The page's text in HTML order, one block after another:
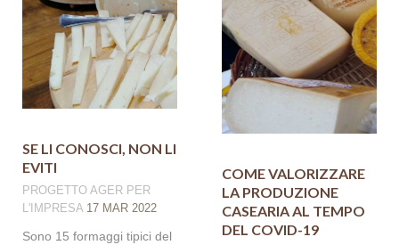
SE LI CONOSCI, NON LI
EVITI
PROGETTO AGER PER
L'IMPRESA17 MAR 2022
Sono 15 formaggi tipici del
COME VALORIZZARE
LA PRODUZIONE
CASEARIA AL TEMPO
DEL COVID-19